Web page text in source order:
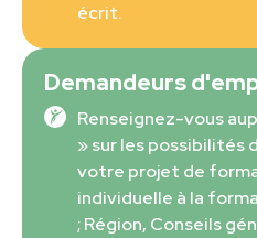
écrit.
Demandeurs
Renseignez-vous
» sur les possibilités
votre projet de
individuelle à la
; Région, Conseils